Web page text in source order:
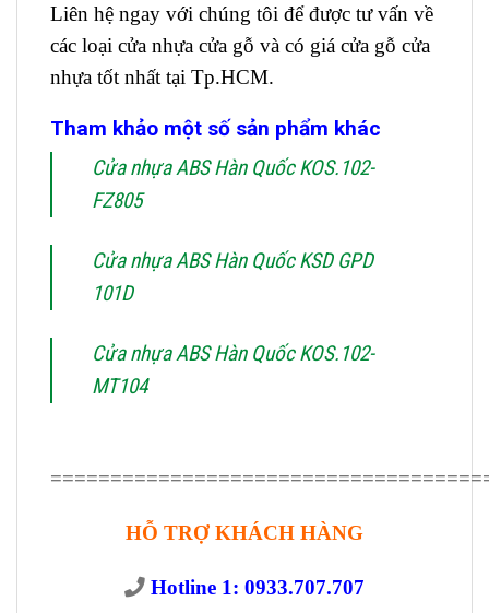
Liên hệ ngay với chúng tôi để được tư vấn về
các loại cửa nhựa cửa gỗ và có giá cửa gỗ cửa
nhựa tốt nhất tại Tp.HCM.
Tham khảo một số sản phẩm khác
Cửa nhựa ABS Hàn Quốc KOS.102-
FZ805
Cửa nhựa ABS Hàn Quốc KSD GPD
101D
Cửa nhựa ABS Hàn Quốc KOS.102-
MT104
HỖ TRỢ KHÁCH HÀNG
Hotline 1: 0933.707.707